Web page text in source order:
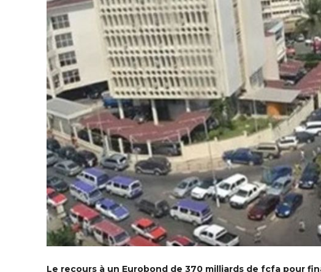
Le recours à un Eurobond de 370 milliards de fcfa pour